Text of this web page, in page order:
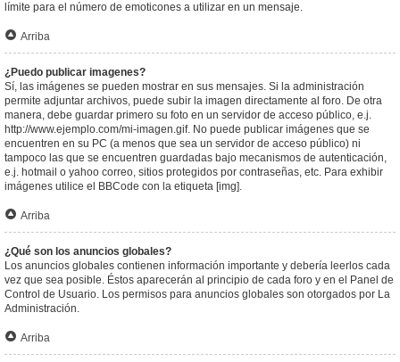
límite para el número de emoticones a utilizar en un mensaje.
Arriba
¿Puedo publicar imagenes?
Sí, las imágenes se pueden mostrar en sus mensajes. Si la administración
permite adjuntar archivos, puede subir la imagen directamente al foro. De otra
manera, debe guardar primero su foto en un servidor de acceso público, e.j.
http://www.ejemplo.com/mi-imagen.gif. No puede publicar imágenes que se
encuentren en su PC (a menos que sea un servidor de acceso público) ni
tampoco las que se encuentren guardadas bajo mecanismos de autenticación,
e.j. hotmail o yahoo correo, sitios protegidos por contraseñas, etc. Para exhibir
imágenes utilice el BBCode con la etiqueta [img].
Arriba
¿Qué son los anuncios globales?
Los anuncios globales contienen información importante y debería leerlos cada
vez que sea posible. Éstos aparecerán al principio de cada foro y en el Panel de
Control de Usuario. Los permisos para anuncios globales son otorgados por La
Administración.
Arriba